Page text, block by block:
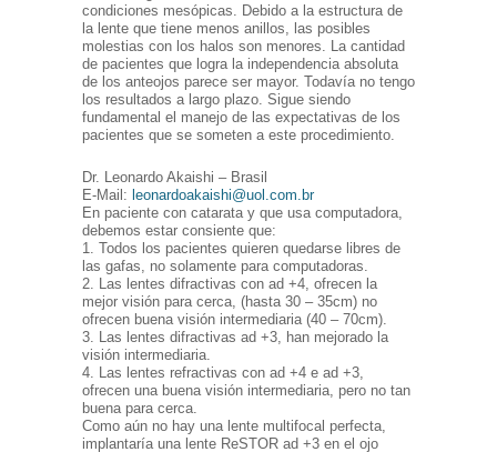
condiciones mesópicas. Debido a la estructura de
la lente que tiene menos anillos, las posibles
molestias con los halos son menores. La cantidad
de pacientes que logra la independencia absoluta
de los anteojos parece ser mayor. Todavía no tengo
los resultados a largo plazo. Sigue siendo
fundamental el manejo de las expectativas de los
pacientes que se someten a este procedimiento.
Dr. Leonardo Akaishi – Brasil
E-Mail: leonardoakaishi@uol.com.br
En paciente con catarata y que usa computadora,
debemos estar consiente que:
1. Todos los pacientes quieren quedarse libres de
las gafas, no solamente para computadoras.
2. Las lentes difractivas con ad +4, ofrecen la
mejor visión para cerca, (hasta 30 – 35cm) no
ofrecen buena visión intermediaria (40 – 70cm).
3. Las lentes difractivas ad +3, han mejorado la
visión intermediaria.
4. Las lentes refractivas con ad +4 e ad +3,
ofrecen una buena visión intermediaria, pero no tan
buena para cerca.
Como aún no hay una lente multifocal perfecta,
implantaría una lente ReSTOR ad +3 en el ojo